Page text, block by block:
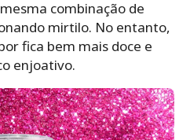
combinação de
mirtilo. No entanto,
fica bem mais doce e
enjoativo.